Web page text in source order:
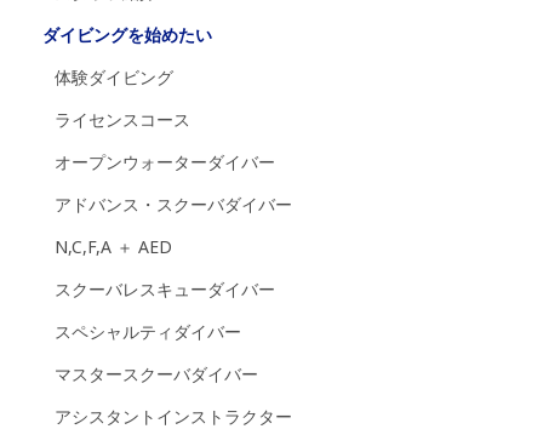
ダイビングを始めたい
体験ダイビング
ライセンスコース
オープンウォーターダイバー
アドバンス・スクーバダイバー
N,C,F,A ＋ AED
スクーバレスキューダイバー
スペシャルティダイバー
マスタースクーバダイバー
アシスタントインストラクター